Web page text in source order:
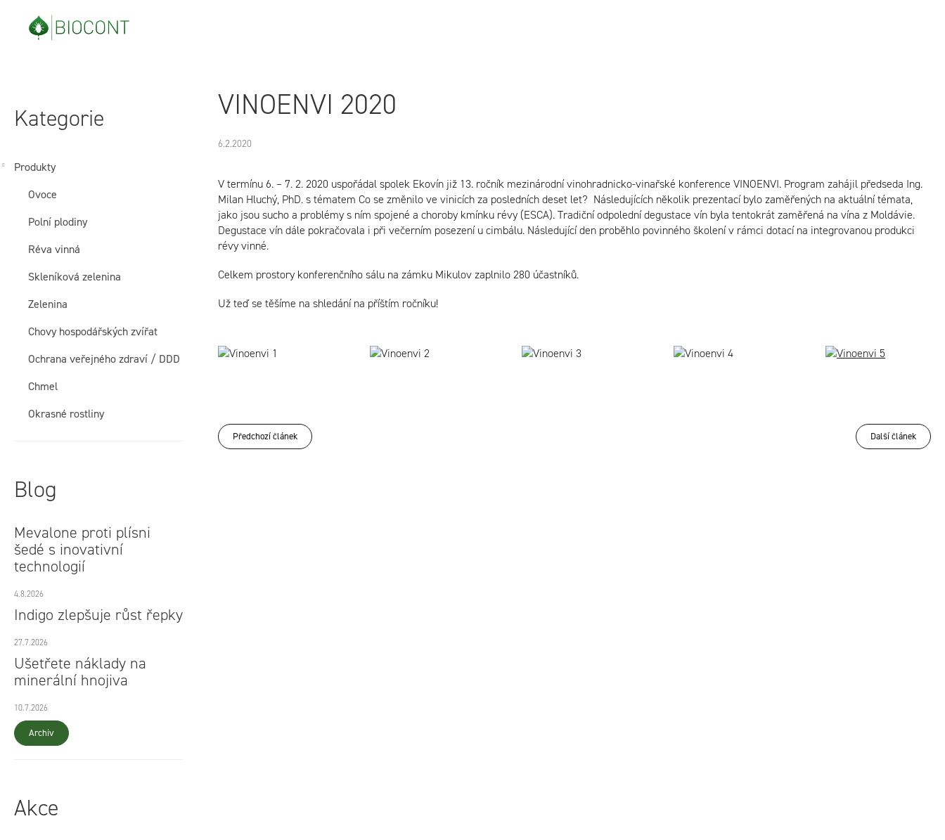
o
t
l
Kategorie
Produkty
Ovoce
Polní plodiny
Réva vinná
Skleníková zelenina
Zelenina
Chovy hospodářských zvířat
Ochrana veřejného zdraví / DDD
Chmel
Okrasné rostliny
Blog
Mevalone proti plísni
šedé s inovativní
technologií
4.8.2026
Indigo zlepšuje růst řepky
27.7.2026
Ušetřete náklady na
minerální hnojiva
10.7.2026
Archiv
Akce
VINOENVI 2020
6.2.2020
V termínu 6. – 7. 2. 2020 uspořádal spolek Ekovín již 13. ročník mezinárodní vinohradnicko-vinařské konference VINOENVI. Program zahájil předseda Ing.
Milan Hluchý, PhD. s tématem Co se změnilo ve vinicích za posledních deset let? Následujících několik prezentací bylo zaměřených na aktuální témata,
jako jsou sucho a problémy s ním spojené a choroby kmínku révy (ESCA). Tradiční odpolední degustace vín byla tentokrát zaměřená na vína z Moldávie.
Degustace vín dále pokračovala i při večerním posezení u cimbálu. Následující den proběhlo povinného školení v rámci dotací na integrovanou produkci
révy vinné.
Celkem prostory konferenčního sálu na zámku Mikulov zaplnilo 280 účastníků.
Už teď se těšíme na shledání na příštím ročníku!
Předchozí článek Další článek